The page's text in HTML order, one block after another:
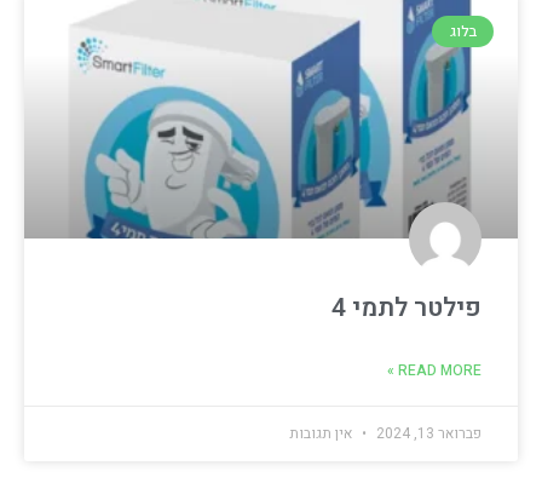
בלוג
פילטר לתמי 4
READ MORE »
פברואר 13, 2024 אין תגובות